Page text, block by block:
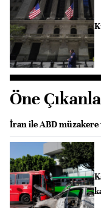
Öne
İran ile ABD